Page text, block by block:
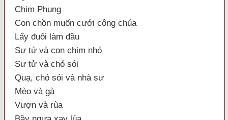
Chim Phụng
Con chồn muốn cưới công chúa
Lấy đuôi làm đầu
Sư tử và con chim nhỏ
Sư tử và chó sói
Quạ, chó sói và nhà sư
Mèo và gà
Vượn và rùa